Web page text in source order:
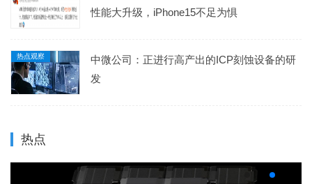
性能大升级，iPhone15不足为惧
热点观察
中微公司：正进行高产出的ICP刻蚀设备的研
发
热点